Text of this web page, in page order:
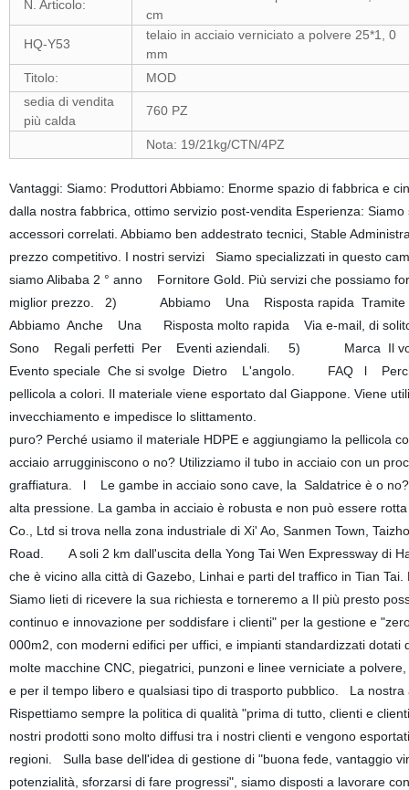
N. Articolo:
cm
HQ-Y53
telaio in acciaio verniciato a polvere 25*1, 0
mm
Titolo:
MOD
sedia di vendita
più calda
760 PZ
Nota: 19/21kg/CTN/4PZ
Vantaggi: Siamo: Produttori Abbiamo: Enorme spazio di fabbrica e
dalla nostra fabbrica, ottimo servizio post-vendita Esperienza:
accessori correlati. Abbiamo ben addestrato tecnici, Stable
prezzo competitivo. I nostri servizi Siamo specializzati in questo
siamo Alibaba 2 ° anno Fornitore Gold. Più servizi che
miglior prezzo. 2) Abbiamo Una Risposta rapida
Abbiamo Anche Una Risposta molto rapida Via e-mail, di
Sono Regali perfetti Per Eventi aziendali. 5) Marca Il
Evento speciale Che si svolge Dietro L'angolo. FAQ l Perché
pellicola a colori. Il materiale viene esportato dal Giappone. Viene
invecchiamento e impedisce lo
puro? Perché usiamo il materiale HDPE e aggiungiamo la
acciaio arrugginiscono o no? Utilizziamo il tubo in acciaio con un
graffiatura. l Le gambe in acciaio sono cave, la Saldatrice è o
alta pressione. La gamba in acciaio è robusta e non può essere
Co., Ltd si trova nella zona industriale di Xi' Ao, Sanmen Town,
Road. A soli 2 km dall'uscita della Yong Tai Wen Expressway di
che è vicino alla città di Gazebo, Linhai e parti del traffico in Tian
Siamo lieti di ricevere la sua richiesta e torneremo a Il più presto
continuo e innovazione per soddisfare i clienti" per la gestione e
000m2, con moderni edifici per uffici, e impianti standardizzati
molte macchine CNC, piegatrici, punzoni e linee verniciate a
e per il tempo libero e qualsiasi tipo di trasporto pubblico. La
Rispettiamo sempre la politica di qualità "prima di tutto, clienti e
nostri prodotti sono molto diffusi tra i nostri clienti e vengono
regioni. Sulla base dell'idea di gestione di "buona fede, vantaggio
potenzialità, sforzarsi di fare progressi", siamo disposti a lavorare